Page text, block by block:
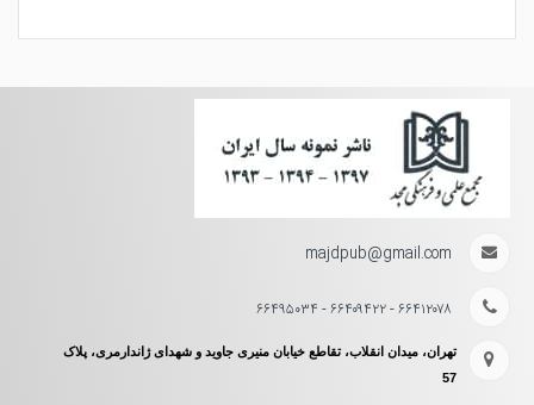
majdpub@gmail.com
۶۶۴۱۲۰۷۸ - ۶۶۴۰۹۴۲۲ - ۶۶۴۹۵۰۳۴
تهران، میدان انقلاب، تقاطع خیابان منیری جاوید و شهدای ژاندارمری، پلاک
57